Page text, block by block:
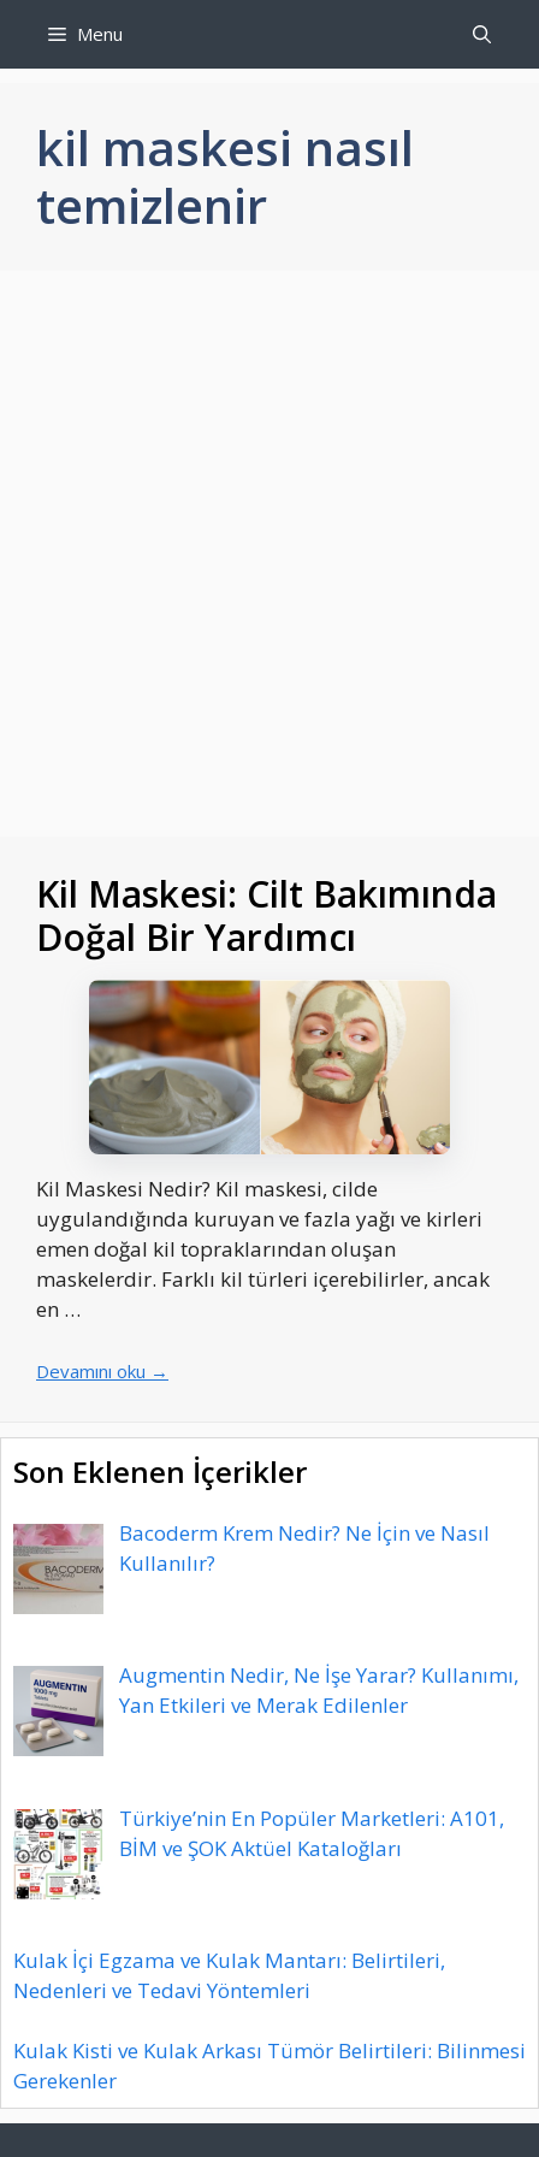
Menu
kil maskesi nasıl
temizlenir
Kil Maskesi: Cilt Bakımında
Doğal Bir Yardımcı
Kil Maskesi Nedir? Kil maskesi, cilde
uygulandığında kuruyan ve fazla yağı ve kirleri
emen doğal kil topraklarından oluşan
maskelerdir. Farklı kil türleri içerebilirler, ancak
en …
Devamını oku →
Son Eklenen İçerikler
Bacoderm Krem Nedir? Ne İçin ve Nasıl
Kullanılır?
Augmentin Nedir, Ne İşe Yarar? Kullanımı,
Yan Etkileri ve Merak Edilenler
Türkiye’nin En Popüler Marketleri: A101,
BİM ve ŞOK Aktüel Kataloğları
Kulak İçi Egzama ve Kulak Mantarı: Belirtileri,
Nedenleri ve Tedavi Yöntemleri
Kulak Kisti ve Kulak Arkası Tümör Belirtileri: Bilinmesi
Gerekenler